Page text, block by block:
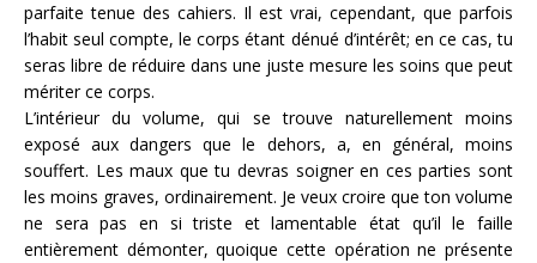
parfaite tenue des cahiers. Il est vrai, cependant, que parfois
l’habit seul compte, le corps étant dénué d’intérêt; en ce cas, tu
seras libre de réduire dans une juste mesure les soins que peut
mériter ce corps.
L’intérieur du volume, qui se trouve naturellement moins
exposé aux dangers que le dehors, a, en général, moins
souffert. Les maux que tu devras soigner en ces parties sont
les moins graves, ordinairement. Je veux croire que ton volume
ne sera pas en si triste et lamentable état qu’il le faille
entièrement démonter, quoique cette opération ne présente